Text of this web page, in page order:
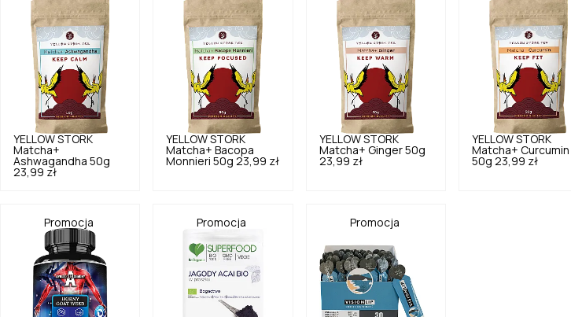
YELLOW STORK
Matcha+
Ashwagandha 50g
23,99 zł
YELLOW STORK
Matcha+ Bacopa
Monnieri 50g 23,99 zł
YELLOW STORK
Matcha+ Ginger 50g
23,99 zł
YELLOW STORK
Matcha+ Curcumin
50g 23,99 zł
Promocja Promocja Promocja